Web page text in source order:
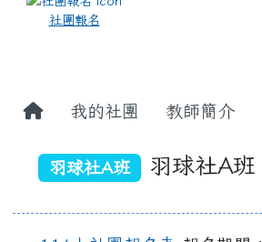
社團報名
我的社團 教師簡介
羽球社A班 羽球社A班